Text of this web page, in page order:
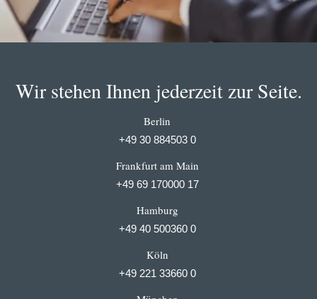
Wir stehen Ihnen jederzeit zur Seite.
Berlin
+49 30 884503 0
Frankfurt am Main
+49 69 170000 17
Hamburg
+49 40 500360 0
Köln
+49 221 33660 0